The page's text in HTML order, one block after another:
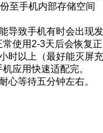
至手机内部存储空间
导致手机有时会出现发
使用2-3天后会恢复正
时以上（最好能灭屏充
应用快速适配完。
心等待五分钟左右。